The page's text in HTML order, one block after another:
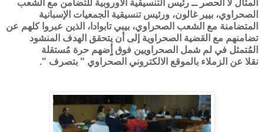
المثال لا الحصر ــ رئيس التنسيقية الأوروبية للتضامن مع الشعب
الصحراوي، بيير غالون، ورئيس تنسيقية الجمعيات الإسبانية
المتضامنة مع الشعب الصحراوي، بيبي تابوادا، الذين عبروا كلهم عن
تضامنهم مع القضية الصحراوية إلى أن يتحقق الهدف المنشود
المُتمثل في لم شمل الصحراويين فوق أٍضهم حرة مُستقلة
نقلا عن الزملاء بالموقع الالكتروني الصحراوي " بتصرف ".